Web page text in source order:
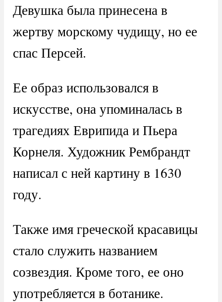
Девушка была принесена в
жертву морскому чудищу, но ее
спас Персей.
Ее образ использовался в
искусстве, она упоминалась в
трагедиях Еврипида и Пьера
Корнеля. Художник Рембрандт
написал с ней картину в 1630
году.
Также имя греческой красавицы
стало служить названием
созвездия. Кроме того, ее оно
употребляется в ботанике.